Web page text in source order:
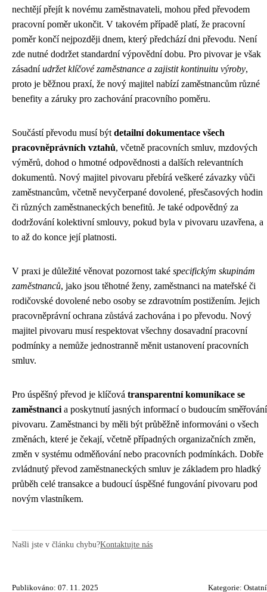
nechtějí přejít k novému zaměstnavateli, mohou před převodem
pracovní poměr ukončit. V takovém případě platí, že pracovní
poměr končí nejpozději dnem, který předchází dni převodu. Není
zde nutné dodržet standardní výpovědní dobu. Pro pivovar je však
zásadníudržet klíčové zaměstnance a zajistit kontinuitu výroby,
proto je běžnou praxí, že nový majitel nabízí zaměstnancům různé
benefity a záruky pro zachování pracovního poměru.
Součástí převodu musí být detailní dokumentace všech
pracovněprávních vztahů, včetně pracovních smluv, mzdových
výměrů, dohod o hmotné odpovědnosti a dalších relevantních
dokumentů. Nový majitel pivovaru přebírá veškeré závazky vůči
zaměstnancům, včetně nevyčerpané dovolené, přesčasových hodin
či různých zaměstnaneckých benefitů. Je také odpovědný za
dodržování kolektivní smlouvy, pokud byla v pivovaru uzavřena, a
to až do konce její platnosti.
V praxi je důležité věnovat pozornost také specifickým skupinám
zaměstnanců, jako jsou těhotné ženy, zaměstnanci na mateřské či
rodičovské dovolené nebo osoby se zdravotním postižením. Jejich
pracovněprávní ochrana zůstává zachována i po převodu. Nový
majitel pivovaru musí respektovat všechny dosavadní pracovní
podmínky a nemůže jednostranně měnit ustanovení pracovních
smluv.
Pro úspěšný převod je klíčová transparentní komunikace se
zaměstnanci a poskytnutí jasných informací o budoucím směřování
pivovaru. Zaměstnanci by měli být průběžně informováni o všech
změnách, které je čekají, včetně případných organizačních změn,
změn v systému odměňování nebo pracovních podmínkách. Dobře
zvládnutý převod zaměstnaneckých smluv je základem pro hladký
průběh celé transakce a budoucí úspěšné fungování pivovaru pod
novým vlastníkem.
Našli jste v článku chybu?Kontaktujte nás
Publikováno: 07. 11. 2025 Kategorie: Ostatní